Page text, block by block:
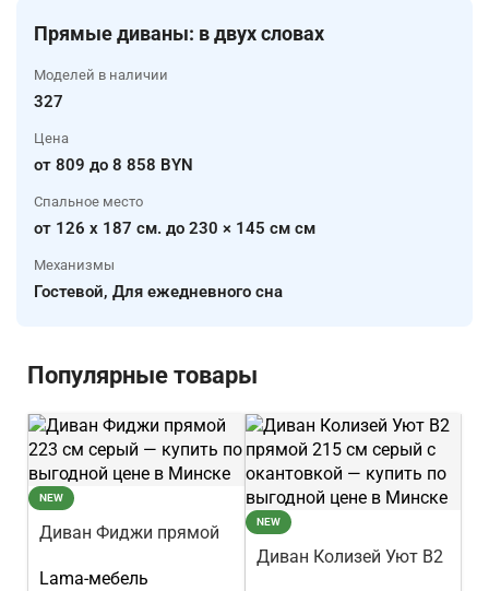
Прямые диваны: в двух словах
Моделей в наличии
327
Цена
от 809 до 8 858 BYN
Спальное место
от 126 x 187 см. до 230 × 145 см см
Механизмы
Гостевой, Для ежедневного сна
Популярные товары
NEW
Диван Фиджи прямой
Lama-мебель
NEW
Диван Колизей Уют В2